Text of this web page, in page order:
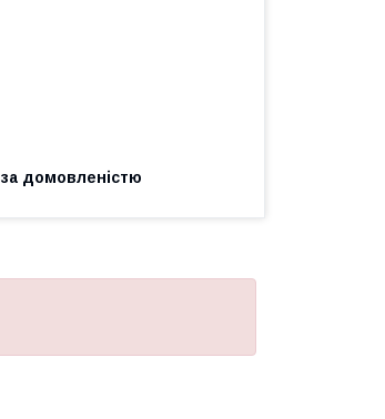
за домовленістю